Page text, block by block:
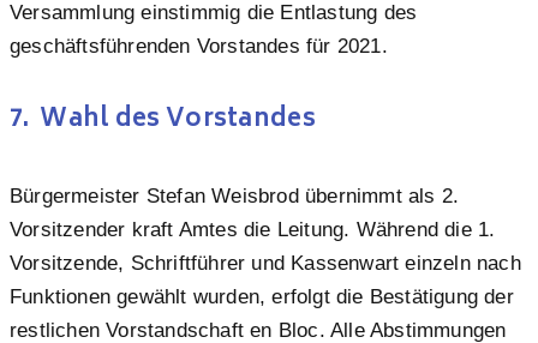
Versammlung einstimmig die Entlastung des
geschäftsführenden Vorstandes für 2021.
7. Wahl des Vorstandes
Bürgermeister Stefan Weisbrod übernimmt als 2.
Vorsitzender kraft Amtes die Leitung. Während die 1.
Vorsitzende, Schriftführer und Kassenwart einzeln nach
Funktionen gewählt wurden, erfolgt die Bestätigung der
restlichen Vorstandschaft en Bloc. Alle Abstimmungen